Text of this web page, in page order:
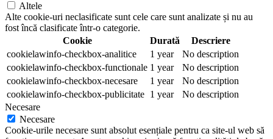
Altele
Alte cookie-uri neclasificate sunt cele care sunt analizate și nu au
fost încă clasificate într-o categorie.
Cookie
Durată
Descriere
cookielawinfo-checkbox-analitice
1 year
No description
cookielawinfo-checkbox-functionale 1 year
No description
cookielawinfo-checkbox-necesare
1 year
No description
cookielawinfo-checkbox-publicitate 1 year
No description
Necesare
Necesare
Cookie-urile necesare sunt absolut esențiale pentru ca site-ul web să